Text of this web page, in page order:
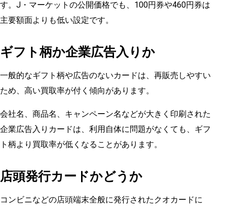
す。J・マーケットの公開価格でも、100円券や460円券は
主要額面よりも低い設定です。
ギフト柄か企業広告入りか
一般的なギフト柄や広告のないカードは、再販売しやすい
ため、高い買取率が付く傾向があります。
会社名、商品名、キャンペーン名などが大きく印刷された
企業広告入りカードは、利用自体に問題がなくても、ギフ
ト柄より買取率が低くなることがあります。
店頭発行カードかどうか
コンビニなどの店頭端末全般に発行されたクオカードに